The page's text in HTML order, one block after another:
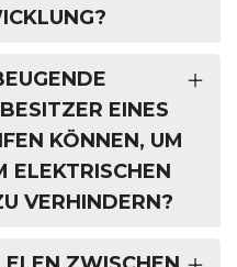
EINES L
KÖNNEN, UM P
A
VERHINDERN?